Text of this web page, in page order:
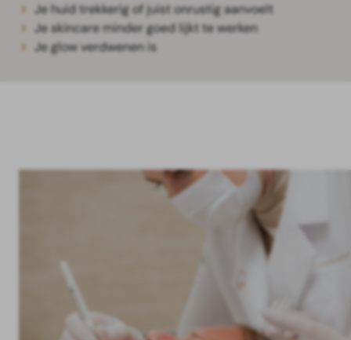
Je huid trekkerig of juist onrustig aanvoelt
Je skincare minder goed lijkt te werken
Je glow verdwenen is